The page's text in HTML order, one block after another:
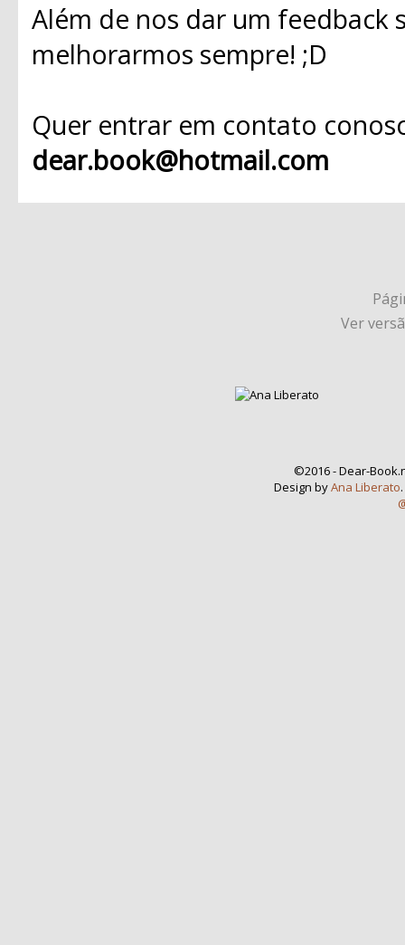
Além de nos dar um
melhorarmos sempre! ;D
Quer entrar em contato
dear.book@hotmail.com
Ver
©2016 - Dear-
Design byAna Liberato